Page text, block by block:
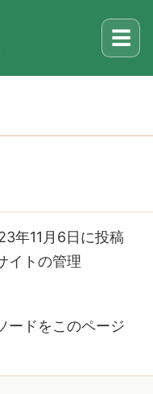
☰
年11月6日に投稿
イトの管理
ードをこのページ